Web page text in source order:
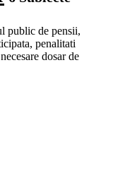
public de pensii,
penalitati
dosar de